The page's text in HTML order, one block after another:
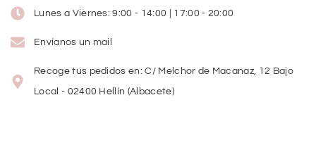
Lunes a Viernes: 9:00 - 14:00 | 17:00 - 20:00
Envíanos un mail
Recoge tus pedidos en: C/ Melchor de Macanaz, 12 Bajo
Local - 02400 Hellín (Albacete)